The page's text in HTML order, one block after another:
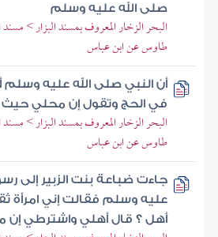
صلى الله عليه وسلم
البحر الزخار المعروف بمسند البزار >
طاوس عن ابن عباس
أن النبي صلى الله عليه
في الحج وتقول إن محلي
البحر الزخار المعروف بمسند البزار >
طاوس عن ابن عباس
جاءت ضباعة بنت الزبير إلى
عليه وسلم فقالت إني امرأة
أهل ؟ قال أهلي واشترطي